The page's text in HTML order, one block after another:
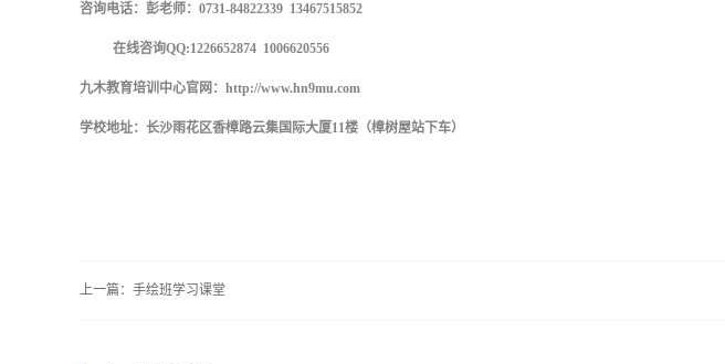
咨询电话：彭老师：0731-84822339 13467515852
在线咨询QQ:1226652874 1006620556
九木教育培训中心官网：http://www.hn9mu.com
学校地址：长沙雨花区香樟路云集国际大厦11楼（樟树屋站下车）
上一篇： 手绘班学习课堂